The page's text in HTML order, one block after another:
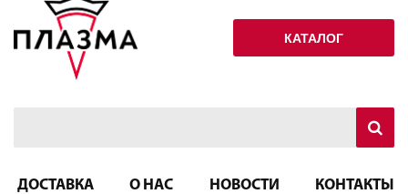
КАТАЛОГ
ДОСТАВКА О НАС НОВОСТИ КОНТАКТЫ